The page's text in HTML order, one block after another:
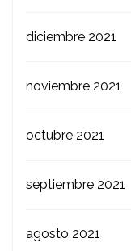
diciembre 2021
noviembre 2021
octubre 2021
septiembre 2021
agosto 2021